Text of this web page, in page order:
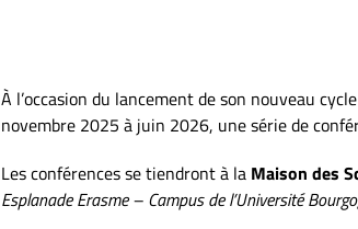
À l’occasion du lancement de son nouveau
novembre 2025 à juin 2026, une série de
Les conférences se tiendront à la Maison des
Esplanade Erasme – Campus de l’Université